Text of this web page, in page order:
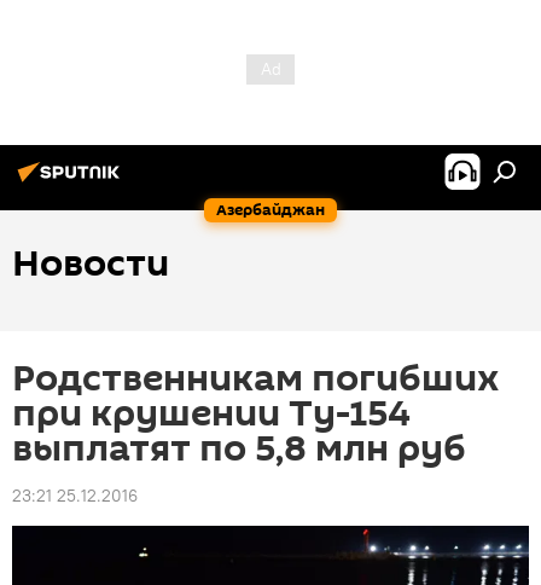
Азербайджан
Новости
Родственникам погибших
при крушении Ту-154
выплатят по 5,8 млн руб
23:21 25.12.2016